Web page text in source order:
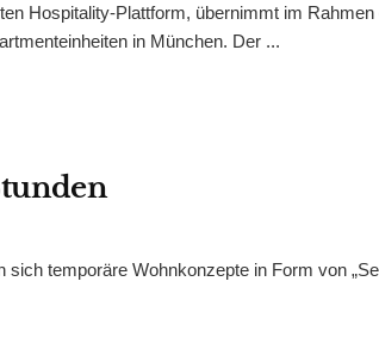
Hospitality-Plattform, übernimmt im
in München. Der ...
temporäre Wohnkonzepte in Form von